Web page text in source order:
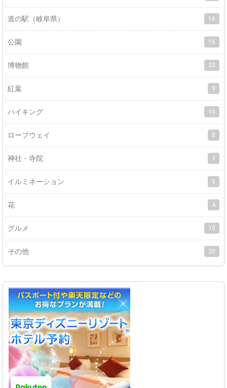
道の駅（岐阜県） 16
公園 15
博物館 20
紅葉 9
ハイキング 10
ロープウェイ 8
神社・寺院 3
イルミネーション 5
花 4
グルメ 10
その他 20